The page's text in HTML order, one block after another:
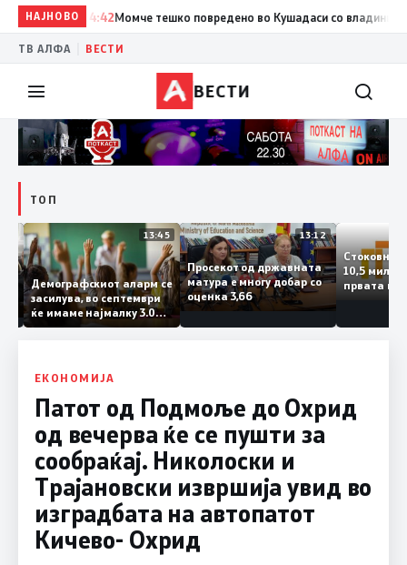
НАЈНОВО
14:42 Момче тешко повредено во Кушадаси со владиниот
ТВ АЛФА ВЕСТИ
ВЕСТИ
ТОП
14:12 13:45
Демографскиот аларм се
засилува, во септември
ќе имаме најмалку 3.000
првачиња помалку
13:12
Просекот од државната
матура е многу добар со
оценка 3,66
10,5
првата
ЕКОНОМИЈА
Патот од Подмоље до Охрид
од вечерва ќе се пушти за
сообраќај. Николоски и
Трајановски извршија увид во
изградбата на автопатот
Кичево- Охрид